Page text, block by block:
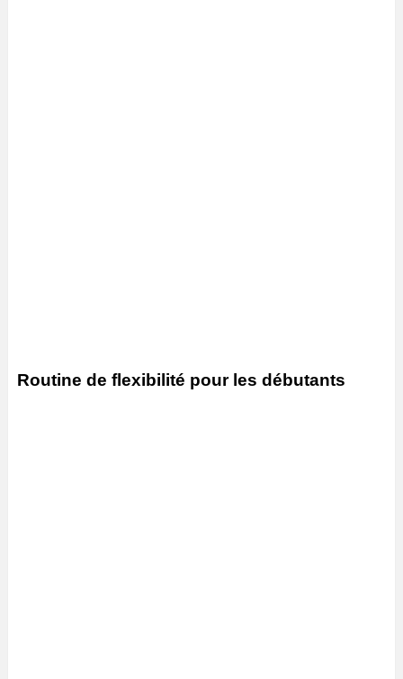
Routine de flexibilité pour les débutants